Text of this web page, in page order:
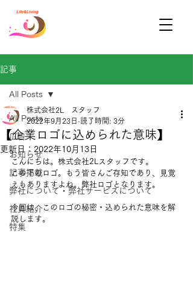
記事
All Posts
広告
お知らせ
記事掲載
弊社について・弊社サービスについて
社員紹介
特集
All Posts
【企業ロゴに込められた意味】
株式会社2L スタッフ
2022年9月23日 読了時間: 3分
更新日： 2022年10月13日
こんにちは。株式会社2Lスタッフです。
この下のロゴ。もう皆さんご存知であり、見覚
えもありますよね。弊社ロゴとなります。
今回は、このロゴの秘密・込められた意味を解
説します。